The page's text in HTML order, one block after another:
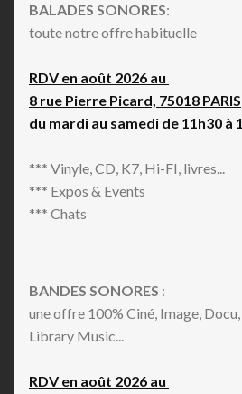
BALADES SONORES:
toute notre offre habituelle
RDV en août 2026 au
8 rue Pierre Picard, 75018 PARIS
du mardi au samedi de 11h30 à
*** Vinyle, CD, K7, Hi-FI, livres...
*** Expos & Events
*** Chats
BANDES SONORES :
une offre 100% Ciné, Image,
Library Music...
RDV en août 2026 au